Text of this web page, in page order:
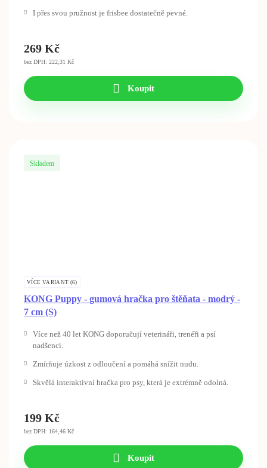
I přes svou pružnost je frisbee dostatečně pevné.
269 Kč
bez DPH: 222,31 Kč
Koupit
VÍCE VARIANT (6)
KONG Puppy - gumová hračka pro štěňata - modrý -
7 cm (S)
Skladem
Více než 40 let KONG doporučují veterináři, trenéři a psí
nadšenci.
Zmírňuje úzkost z odloučení a pomáhá snížit nudu.
Skvělá interaktivní hračka pro psy, která je extrémně odolná.
199 Kč
bez DPH: 164,46 Kč
Koupit